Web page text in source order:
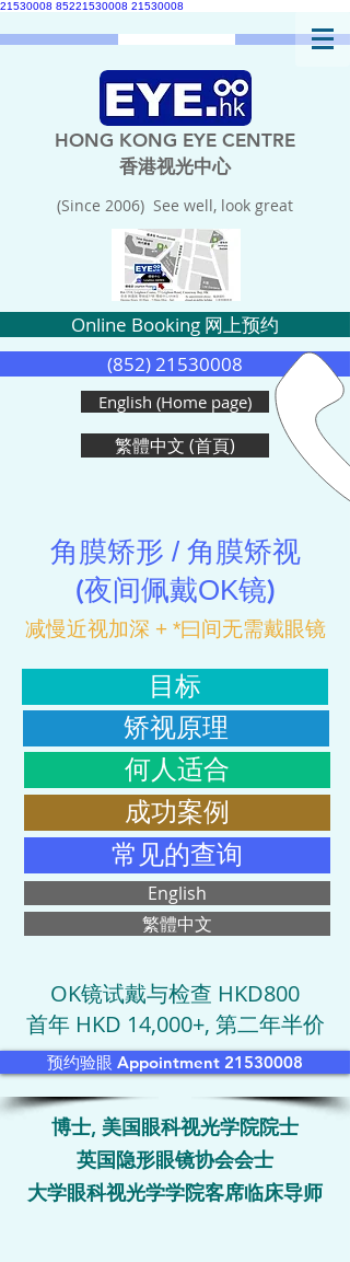
21530008 85221530008 21530008
HONG KONG EYE CENTRE
香港视光中心
(Since 2006) See well, look great
Online Booking 网上预约
(852) 21530008
English (Home page)
繁體中文 (首頁)
角膜矫形 / 角膜矫视
(夜间佩戴OK镜)
减慢近视加深 + *曰间无需戴眼镜
目标
矫视原理
何人适合
成功案例
常见的查询
English
繁體中文
OK镜试戴与检查 HKD800
首年 HKD 14,000+, 第二年半价
预约验眼 Appointment 21530008
博士, 美国眼科视光学院院士
英国隐形眼镜协会会士
大学眼科视光学学院客席临床导师